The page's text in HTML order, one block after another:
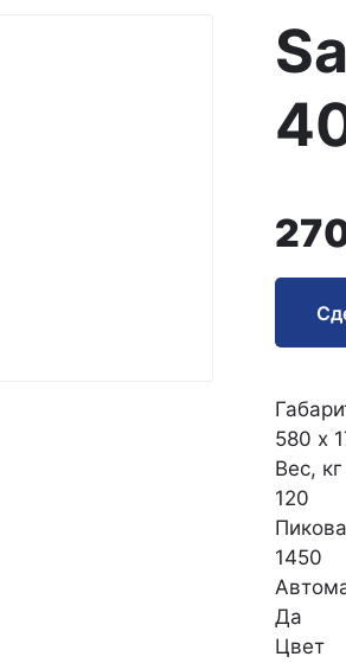
580 х
Вес, кг
120
1450
Да
Цвет